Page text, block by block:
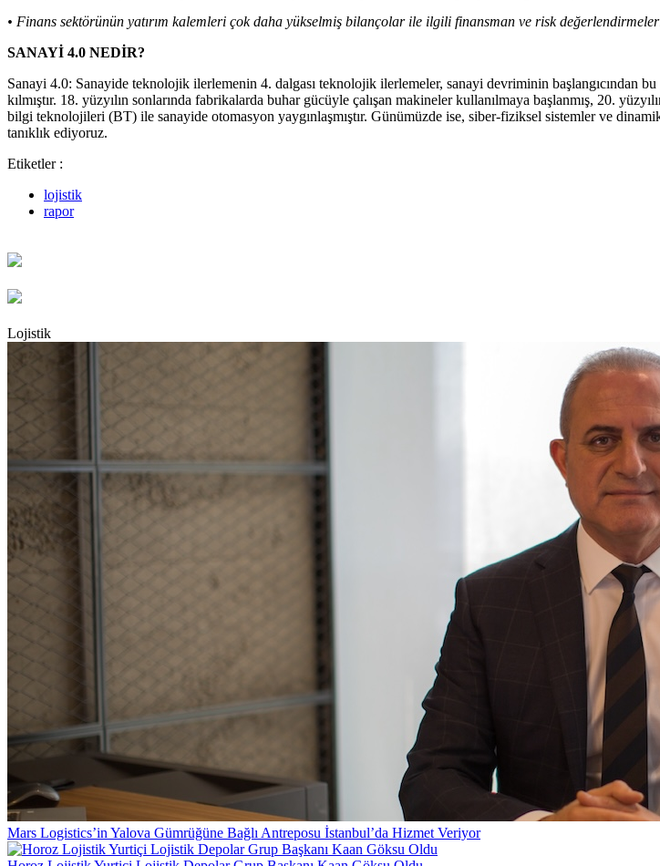
• Finans sektörünün yatırım kalemleri çok daha yükselmiş bilançolar ile ilgili finansman ve risk
SANAYİ 4.0 NEDİR?
Sanayi 4.0: Sanayide teknolojik ilerlemenin 4. dalgası teknolojik ilerlemeler, sanayi devriminin başlangıcından
kılmıştır. 18. yüzyılın sonlarında fabrikalarda buhar gücüyle çalışan makineler kullanılmaya başlanmış, 20.
bilgi teknolojileri (BT) ile sanayide otomasyon yaygınlaşmıştır. Günümüzde ise, siber-fiziksel sistemler ve
tanıklık ediyoruz.
Etiketler :
lojistik
rapor
Lojistik
Mars Logistics’in Yalova Gümrüğüne Bağlı Antreposu İstanbul’da Hizmet Veriyor